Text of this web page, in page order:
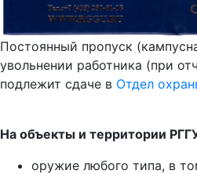
Постоянный пропуск
увольнении работника (при
подлежит сдаче в Отдел
На объекты и территории
оружие любого типа, в